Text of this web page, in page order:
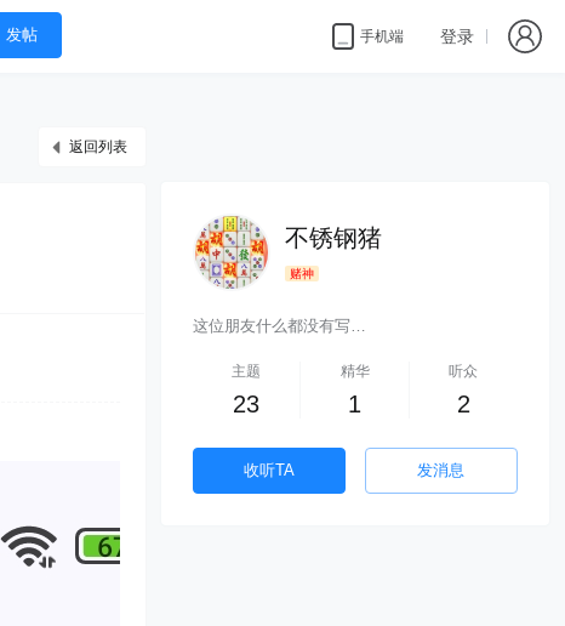
发帖 手机端 登录
返回列表
不锈钢猪
赌神
这位朋友什么都没有写…
主题
23
精华
1
听众
2
收听TA 发消息